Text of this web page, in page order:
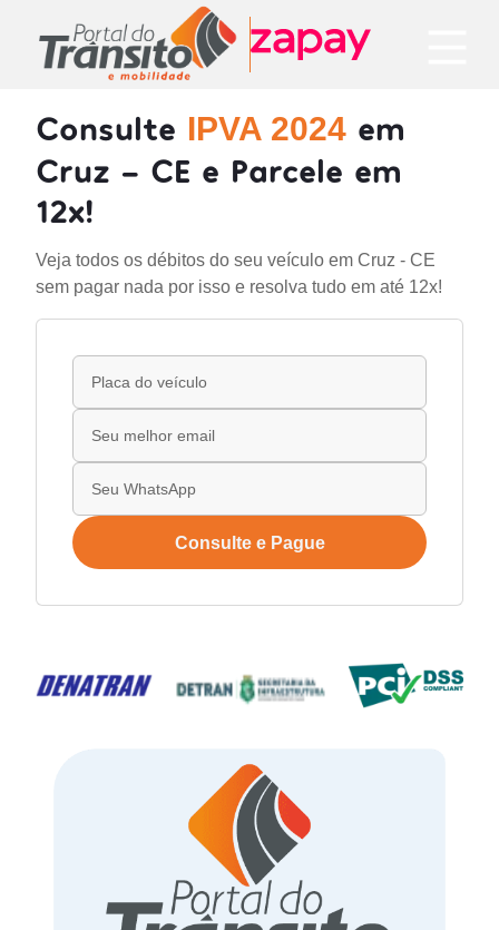
Consulte IPVA 2024 em
Cruz - CE e Parcele em
12x!
Veja todos os débitos do seu veículo em Cruz - CE
sem pagar nada por isso e resolva tudo em até 12x!
Consulte e Pague